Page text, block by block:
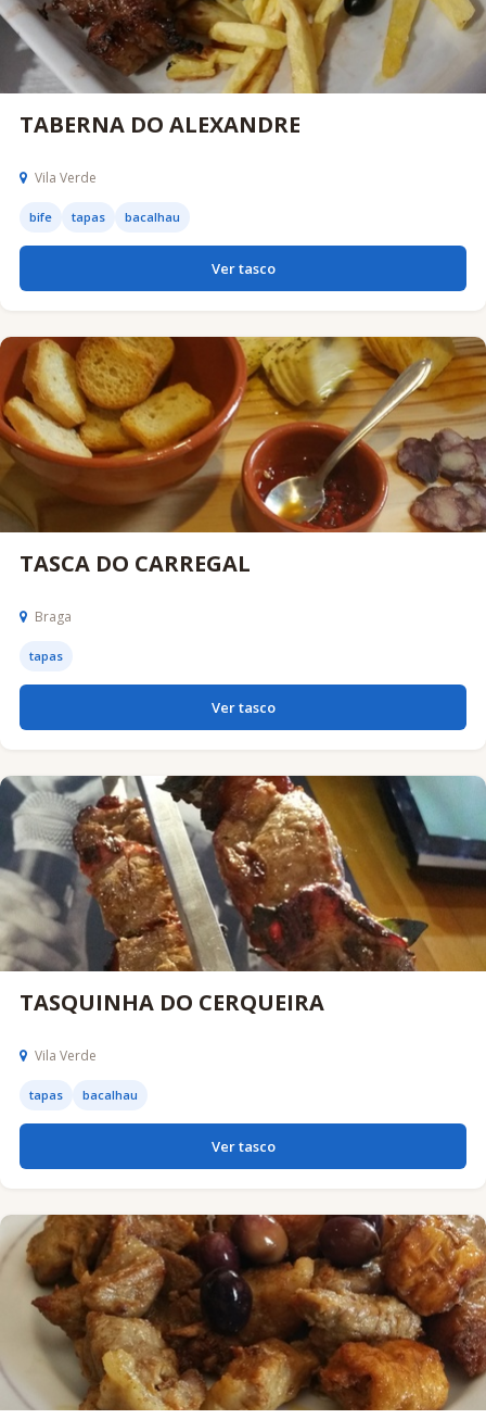
TABERNA DO ALEXANDRE
Vila Verde
bife tapas bacalhau
Ver tasco
TASCA DO CARREGAL
Braga
tapas
Ver tasco
TASQUINHA DO CERQUEIRA
Vila Verde
tapas bacalhau
Ver tasco